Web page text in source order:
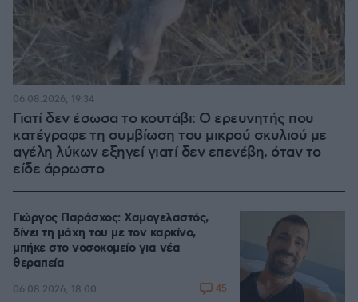
Γιατί δεν έσωσα το κουτάβι: Ο ερευνητής που
κατέγραφε τη συμβίωση του μικρού σκυλιού με
αγέλη λύκων εξηγεί γιατί δεν επενέβη, όταν το
είδε άρρωστο
06.08.2026, 19:34
Γιώργος Παράσχος: Χαμογελαστός,
δίνει τη μάχη του με τον καρκίνο,
μπήκε στο νοσοκομείο για νέα
θεραπεία
06.08.2026, 18:00 45